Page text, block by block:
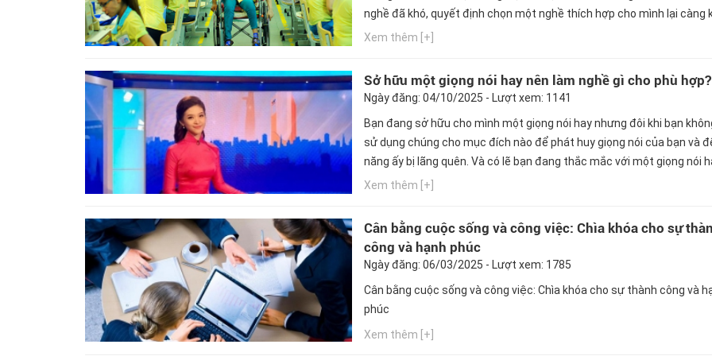
nghề đã khó, quyết định chọn một nghề thích hợp cho mình lại càng
hơn. Ngay bây giờ, hãy cùng Hướng nghiệp GPO cập nhật thông tin
Xem thêm [+]
Sở hữu một giọng nói hay nên làm nghề gì cho phù hợp?
Ngày đăng: 04/10/2025 - Lượt xem: 1141
Bạn đang sở hữu cho mình một giọng nói hay nhưng đôi khi bạn
sử dụng chúng cho mục đích nào để phát huy giọng nói của bạn và
năng ấy bị lãng quên. Và có lẽ bạn đang thắc mắc với một giọng nói
làm ngành nghề nào phù hợp nhất. Ngay bây giờ, hãy cùng Hướng
Xem thêm [+]
Cân bằng cuộc sống và công việc: Chìa khóa cho sự
công và hạnh phúc
Ngày đăng: 06/03/2025 - Lượt xem: 1785
Cân bằng cuộc sống và công việc: Chìa khóa cho sự thành công và
phúc
Xem thêm [+]